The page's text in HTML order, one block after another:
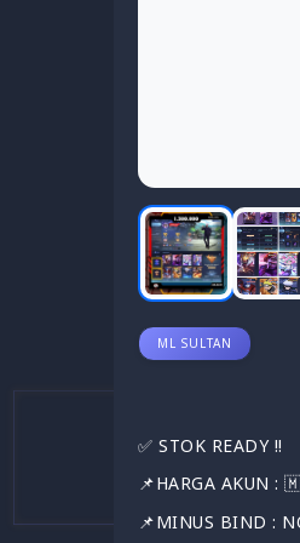
ML SULTAN
✅️ STOK READY !!
📌HARGA AKUN :
📌MINUS BIND :